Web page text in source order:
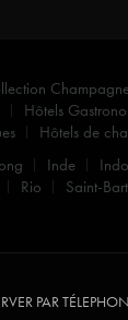
Hôtels
Hôtels de
Inde
Rio Saint-
PAR